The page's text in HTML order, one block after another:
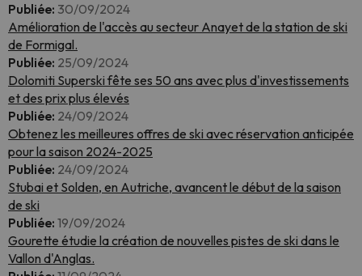
Publiée: 30/09/2024
Amélioration de l'accès au secteur Anayet de la station de ski
de Formigal.
Publiée: 25/09/2024
Dolomiti Superski fête ses 50 ans avec plus d'investissements
et des prix plus élevés
Publiée: 24/09/2024
Obtenez les meilleures offres de ski avec réservation anticipée
pour la saison 2024-2025
Publiée: 24/09/2024
Stubai et Solden, en Autriche, avancent le début de la saison
de ski
Publiée: 19/09/2024
Gourette étudie la création de nouvelles pistes de ski dans le
Vallon d'Anglas.